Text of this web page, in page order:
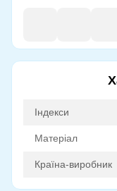
Індекси
Матеріал
Країна-виробник